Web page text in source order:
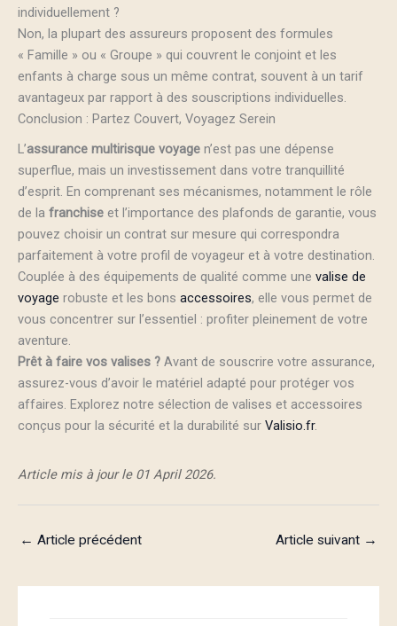
individuellement ?
Non, la plupart des assureurs proposent des formules
« Famille » ou « Groupe » qui couvrent le conjoint et les
enfants à charge sous un même contrat, souvent à un tarif
avantageux par rapport à des souscriptions individuelles.
Conclusion : Partez Couvert, Voyagez Serein
L’assurance multirisque voyage n’est pas une dépense
superflue, mais un investissement dans votre tranquillité
d’esprit. En comprenant ses mécanismes, notamment le rôle
de la franchise et l’importance des plafonds de garantie, vous
pouvez choisir un contrat sur mesure qui correspondra
parfaitement à votre profil de voyageur et à votre destination.
Couplée à des équipements de qualité comme une valise de
voyage robuste et les bons accessoires, elle vous permet de
vous concentrer sur l’essentiel : profiter pleinement de votre
aventure.
Prêt à faire vos valises ? Avant de souscrire votre assurance,
assurez-vous d’avoir le matériel adapté pour protéger vos
affaires. Explorez notre sélection de valises et accessoires
conçus pour la sécurité et la durabilité sur Valisio.fr.
Article mis à jour le 01 April 2026.
← Article précédent Article suivant →